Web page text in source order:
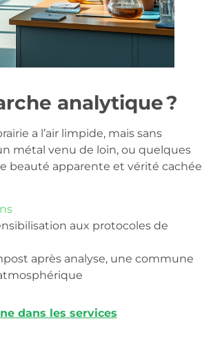
analytique ?
a l’air limpide, mais sans
métal venu de loin, ou quelques
beauté apparente et vérité cachée
aux protocoles de
après analyse, une commune
dans les services